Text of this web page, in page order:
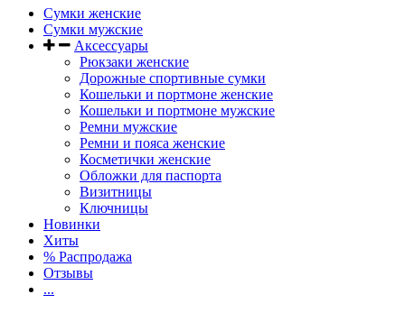
Сумки женские
Сумки мужские
Аксессуары
Рюкзаки женские
Дорожные спортивные сумки
Кошельки и портмоне женские
Кошельки и портмоне мужские
Ремни мужские
Ремни и пояса женские
Косметички женские
Обложки для паспорта
Визитницы
Ключницы
Новинки
Хиты
% Распродажа
Отзывы
...